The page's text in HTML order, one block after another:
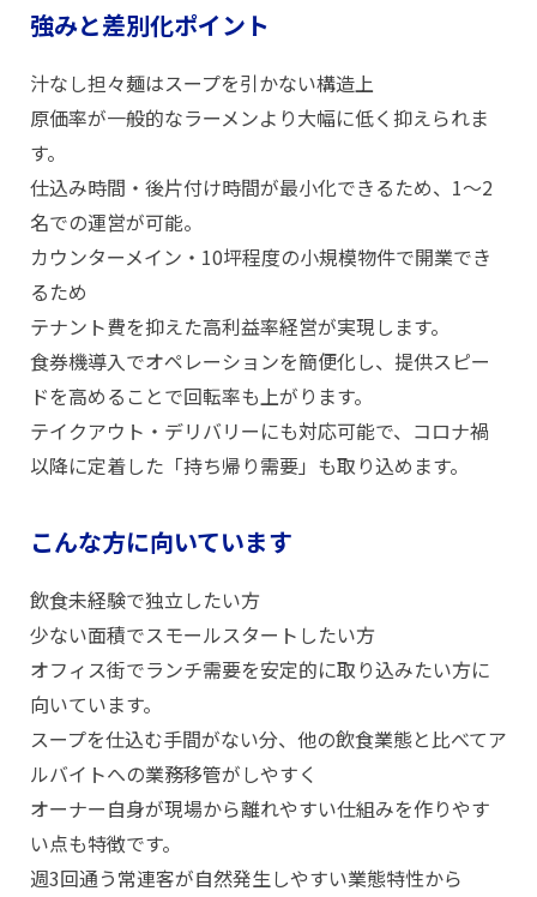
強みと差別化ポイント
汁なし担々麺はスープを引かない構造上
原価率が一般的なラーメンより大幅に低く抑えられま
す。
仕込み時間・後片付け時間が最小化できるため、1〜2
名での運営が可能。
カウンターメイン・10坪程度の小規模物件で開業でき
るため
テナント費を抑えた高利益率経営が実現します。
食券機導入でオペレーションを簡便化し、提供スピー
ドを高めることで回転率も上がります。
テイクアウト・デリバリーにも対応可能で、コロナ禍
以降に定着した「持ち帰り需要」も取り込めます。
こんな方に向いています
飲食未経験で独立したい方
少ない面積でスモールスタートしたい方
オフィス街でランチ需要を安定的に取り込みたい方に
向いています。
スープを仕込む手間がない分、他の飲食業態と比べてア
ルバイトへの業務移管がしやすく
オーナー自身が現場から離れやすい仕組みを作りやす
い点も特徴です。
週3回通う常連客が自然発生しやすい業態特性から